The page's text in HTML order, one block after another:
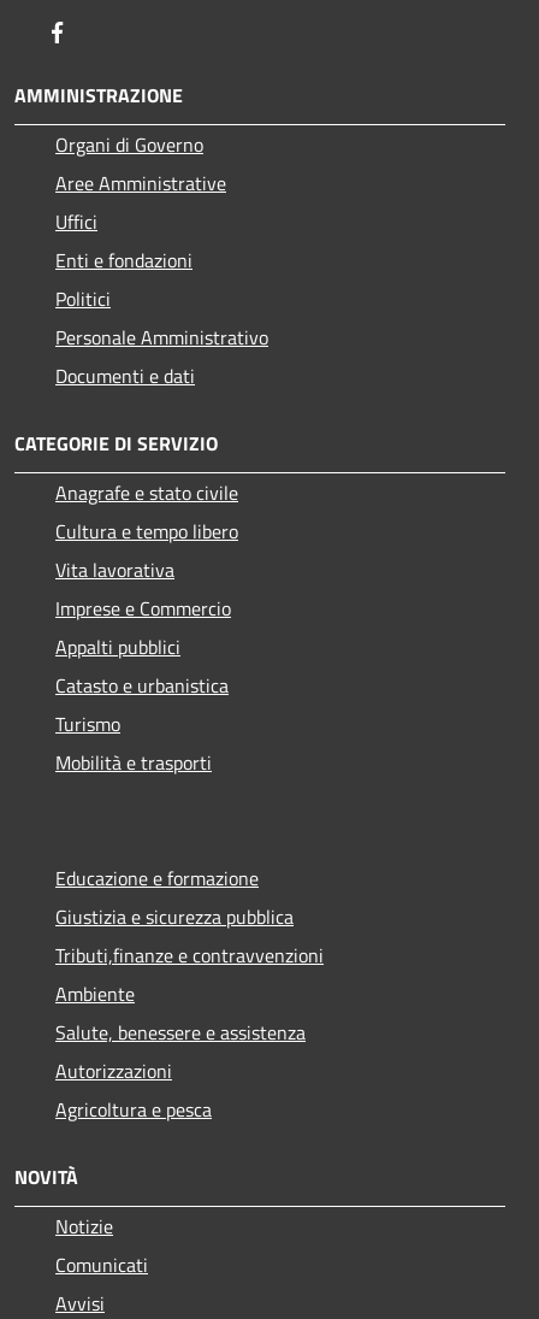
AMMINISTRAZIONE
Organi di Governo
Aree Amministrative
Uffici
Enti e fondazioni
Politici
Personale Amministrativo
Documenti e dati
CATEGORIE DI SERVIZIO
Anagrafe e stato civile
Cultura e tempo libero
Vita lavorativa
Imprese e Commercio
Appalti pubblici
Catasto e urbanistica
Turismo
Mobilità e trasporti
Educazione e formazione
Giustizia e sicurezza pubblica
Tributi,finanze e contravvenzioni
Ambiente
Salute, benessere e assistenza
Autorizzazioni
Agricoltura e pesca
NOVITÀ
Notizie
Comunicati
Avvisi